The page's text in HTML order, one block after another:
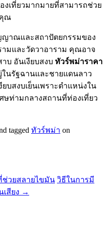
เที่ยวมากมายที่สามารถช่วย
คุณ
าณและสถาปัตยกรรมของ
มและวัดวาอาราม คุณอาจ
บ อันเงียบสงบ ทัวร์พม่าราคา
นรัฐฉานและชายแดนลาว
บสงบเย็นเพราะตำแหน่งใน
ษท่ามกลางสถานที่ท่องเที่ยว
tagged ทัวร์พม่า on
ช่วยสลายไขมัน วิธีในการมี
เสียง →